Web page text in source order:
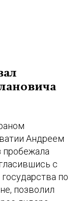
Андреем
пробежала
с
по
позволил